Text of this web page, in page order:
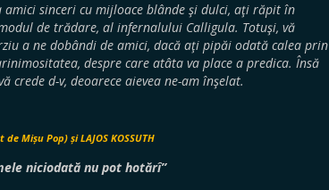
amici sinceri cu mijloace blânde şi dulci, aţi răpit în
de trădare, al infernalului Calligula. Totuşi, vă
a ne dobândi de amici, dacă aţi pipăi odată calea prin
despre care atâta va place a predica. Însă
crede d-v, deoarece aievea ne-am înşelat.
Mișu Pop) și LAJOS KOSSUTH
niciodată nu pot hotărî”